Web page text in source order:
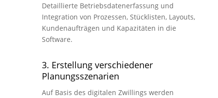
Detaillierte Betriebsdatenerfassung und
Integration von Prozessen, Stücklisten, Layouts,
Kundenaufträgen und Kapazitäten in die
Software.
3. Erstellung verschiedener
Planungsszenarien
Auf Basis des digitalen Zwillings werden